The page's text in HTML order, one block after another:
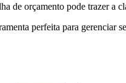
de orçamento pode trazer a
perfeita para gerenciar